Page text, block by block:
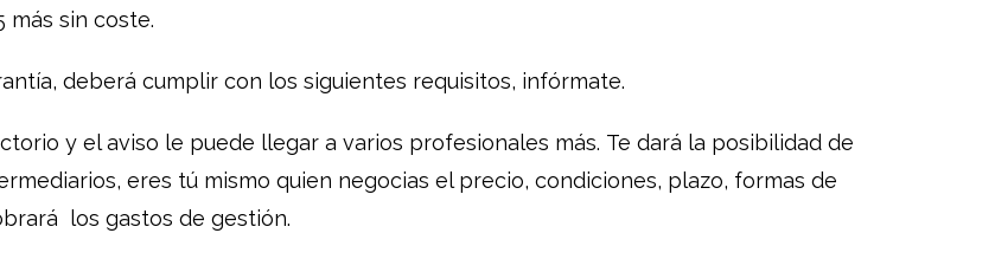
más sin coste.
deberá cumplir con los siguientes requisitos, infórmate.
y el aviso le puede llegar a varios profesionales más. Te dará la posibilidad de
eres tú mismo quien negocias el precio, condiciones, plazo, formas de
los gastos de gestión.